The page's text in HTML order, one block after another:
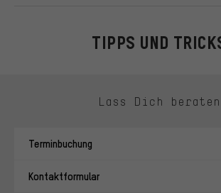
TIPPS UND
Lass Dich beraten
Terminbuchung
Kontaktformular